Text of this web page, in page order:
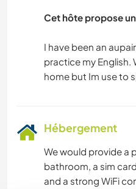
Cet hôte propose
I have been an
practice my English.
Hébergement
We would provide a
bathroom, a sim
and a strong WiFi